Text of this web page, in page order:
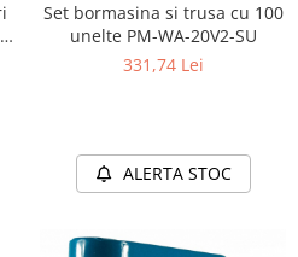
Set bormasina si trusa cu 100
unelte PM-WA-20V2-SU
331,74 Lei
ALERTA STOC